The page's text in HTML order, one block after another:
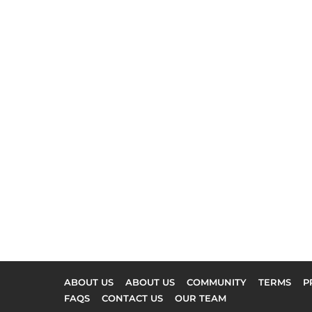
ABOUT US ABOUT US COMMUNITY TERMS
FAQS
CONTACT US OUR TEAM